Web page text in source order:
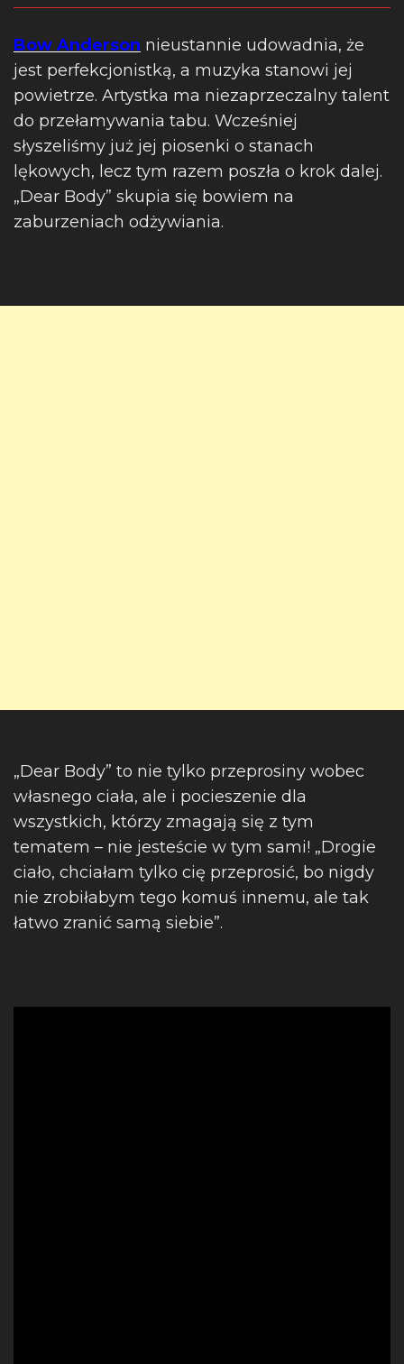
Bow Anderson nieustannie udowadnia, że
jest perfekcjonistką, a muzyka stanowi jej
powietrze. Artystka ma niezaprzeczalny talent
do przełamywania tabu. Wcześniej
słyszeliśmy już jej piosenki o stanach
lękowych, lecz tym razem poszła o krok dalej.
„Dear Body” skupia się bowiem na
zaburzeniach odżywiania.
„Dear Body” to nie tylko przeprosiny wobec
własnego ciała, ale i pocieszenie dla
wszystkich, którzy zmagają się z tym
tematem – nie jesteście w tym sami! „Drogie
ciało, chciałam tylko cię przeprosić, bo nigdy
nie zrobiłabym tego komuś innemu, ale tak
łatwo zranić samą siebie”.